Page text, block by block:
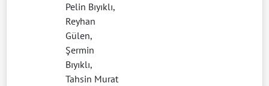
Pelin Bıyıklı,
Reyhan
Gülen,
Şermin
Bıyıklı,
Tahsin Murat